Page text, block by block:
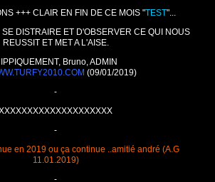
+++ CLAIR EN FIN DE CE MOIS "TEST"...
SE DISTRAIRE ET D'OBSERVER CE QUI NOUS
REUSSIT ET MET A L'AISE.
Bruno, ADMIN
(09/01/2019)
-
-
en 2019 ou ça continue ..amitié andré (A.G
11.01.2019)
-